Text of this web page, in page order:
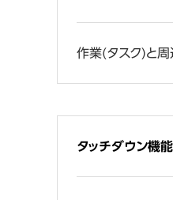
作業(タスク)と周
タッチダウン機能